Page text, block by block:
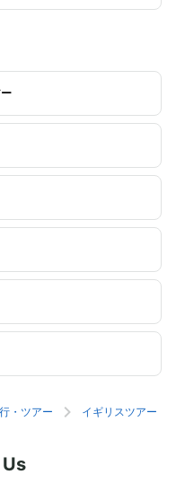
・ツアー イギリスツアー